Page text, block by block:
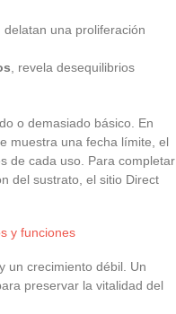
una proliferación
, revela desequilibrios
o demasiado básico. En
muestra una fecha límite, el
de cada uso. Para completar
del sustrato, el sitio Direct
y funciones
un crecimiento débil. Un
preservar la vitalidad del